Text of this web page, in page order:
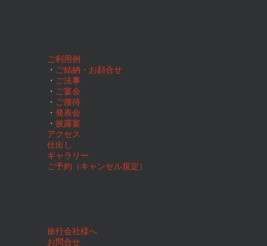
ご利用例
・ ご結納・お顔合せ
・ ご法事
・ ご宴会
・ ご接待
・ 発表会
・ 披露宴
アクセス
仕出し
ギャラリー
ご予約（キャンセル規定）
旅行会社様へ
お問合せ